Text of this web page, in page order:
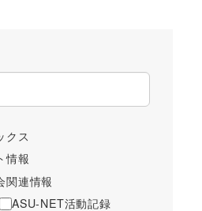
クス
情報
関連情報
ASU-NET活動記録